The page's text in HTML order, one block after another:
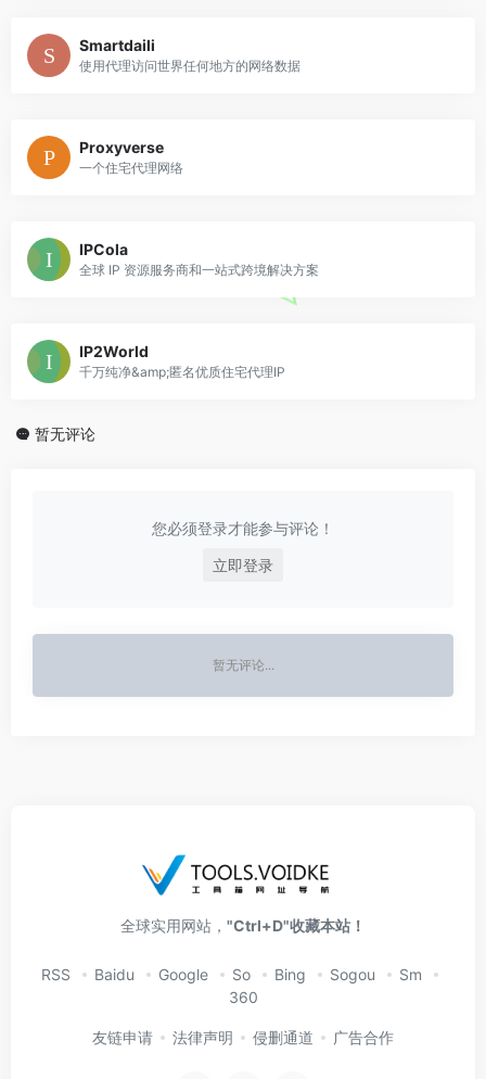
Smartdaili
使用代理访问世界任何地方的网络数据
Proxyverse
一个住宅代理网络
IPCola
全球 IP 资源服务商和一站式跨境解决方案
IP2World
千万纯净&amp;匿名优质住宅代理IP
暂无评论
您必须登录才能参与评论！
立即登录
暂无评论...
全球实用网站， "Ctrl+D"收藏本站！
RSS Baidu Google So Bing Sogou
Sm
360
友链申请 法律声明 侵删通道 广告合作